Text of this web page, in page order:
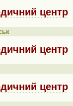
центр
центр
центр